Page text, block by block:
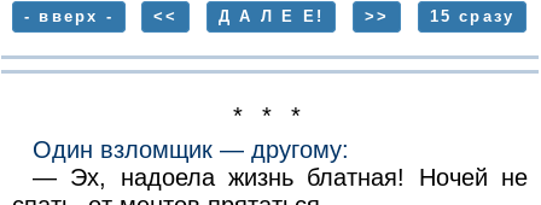
- вверх - << Д А Л Е Е! >> 15 сразу
* * *
Один взломщик — другому:
— Эх, надоела жизнь блатная! Ночей не